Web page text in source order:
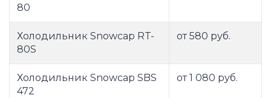
80
Холодильник Snowcap RT-
80S
от 580 руб.
Холодильник Snowcap SBS
472
от 1 080 руб.